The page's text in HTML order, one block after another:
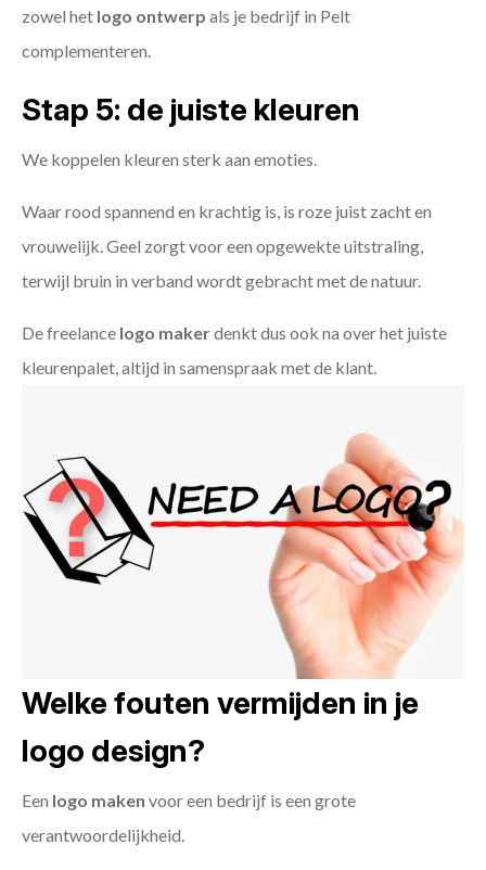
zowel het logo ontwerp als je bedrijf in Pelt
complementeren.
Stap 5: de juiste kleuren
We koppelen kleuren sterk aan emoties.
Waar rood spannend en krachtig is, is roze juist zacht en
vrouwelijk. Geel zorgt voor een opgewekte uitstraling,
terwijl bruin in verband wordt gebracht met de natuur.
De freelance logo makerdenkt dus ook na over het juiste
kleurenpalet, altijd in samenspraak met de klant.
Welke fouten vermijden in je
logo design?
Een logo maken voor een bedrijf is een grote
verantwoordelijkheid.